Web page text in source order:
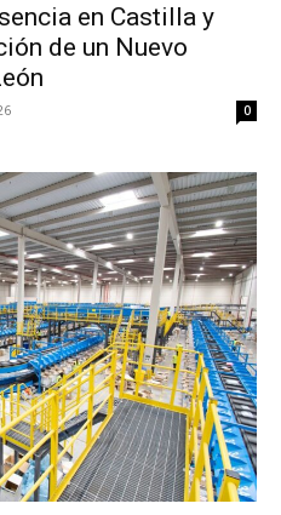
en Castilla y
de un Nuevo
0